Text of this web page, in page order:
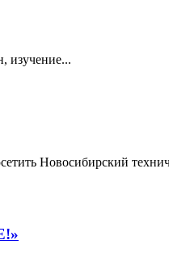
изучение...
Новосибирский